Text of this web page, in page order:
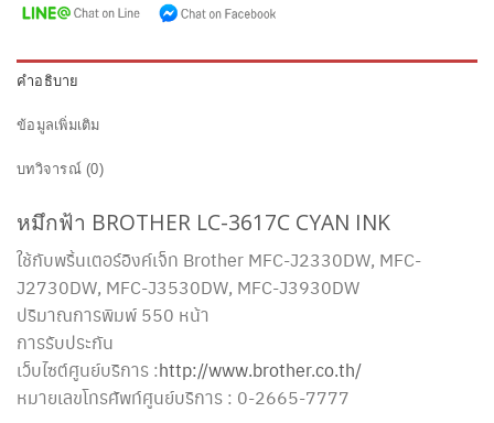
คำอธิบาย
ข้อมูลเพิ่มเติม
บทวิจารณ์ (0)
หมึกฟ้า BROTHER LC-3617C CYAN INK
ใช้กับพริ้นเตอร์อิงค์เจ็ท Brother MFC-J2330DW, MFC-
J2730DW, MFC-J3530DW, MFC-J3930DW
ปริมาณการพิมพ์ 550 หน้า
การรับประกัน
เว็บไซต์ศูนย์บริการ :http://www.brother.co.th/
หมายเลขโทรศัพท์ศูนย์บริการ : 0-2665-7777